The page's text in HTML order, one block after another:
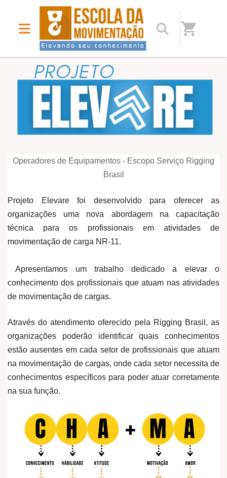
shopping_cart
Home Escola da Movimentação - Elevando seus conhecimentos
Operadores de Equipamentos - Escopo Serviço Rigging
Brasil
Projeto Elevare foi desenvolvido para oferecer as
organizações uma nova abordagem na capacitação
técnica para os profissionais em atividades de
movimentação de carga NR-11.
Apresentamos um trabalho dedicado a elevar o
conhecimento dos profissionais que atuam nas atividades
de movimentação de cargas.
Através do atendimento oferecido pela Rigging Brasil, as
organizações poderão identificar quais conhecimentos
estão ausentes em cada setor de profissionais que atuam
na movimentação de cargas, onde cada setor necessita de
conhecimentos específicos para poder atuar corretamente
na sua função.